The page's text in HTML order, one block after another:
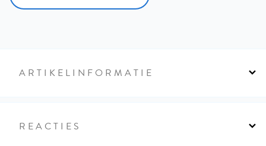
ARTIKELINFORMATIE
REACTIES